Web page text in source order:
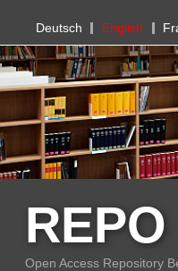
PHBern
Deutsch English
Open Access Repository